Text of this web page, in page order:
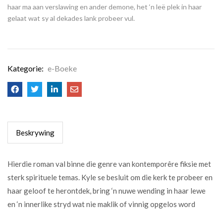
haar ma aan verslawing en ander demone, het ‘n leë plek in haar
gelaat wat sy al dekades lank probeer vul.
Kategorie: e-Boeke
Beskrywing
Hierdie roman val binne die genre van kontemporêre fiksie met
sterk spirituele temas. Kyle se besluit om die kerk te probeer en
haar geloof te herontdek, bring ‘n nuwe wending in haar lewe
en ‘n innerlike stryd wat nie maklik of vinnig opgelos word